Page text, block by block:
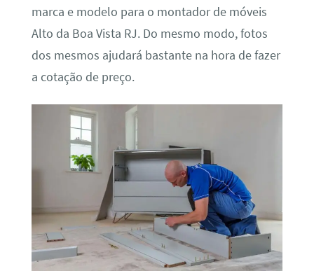
marca e modelo para o montador de móveis
Alto da Boa Vista RJ. Do mesmo modo, fotos
dos mesmos ajudará bastante na hora de fazer
a cotação de preço.